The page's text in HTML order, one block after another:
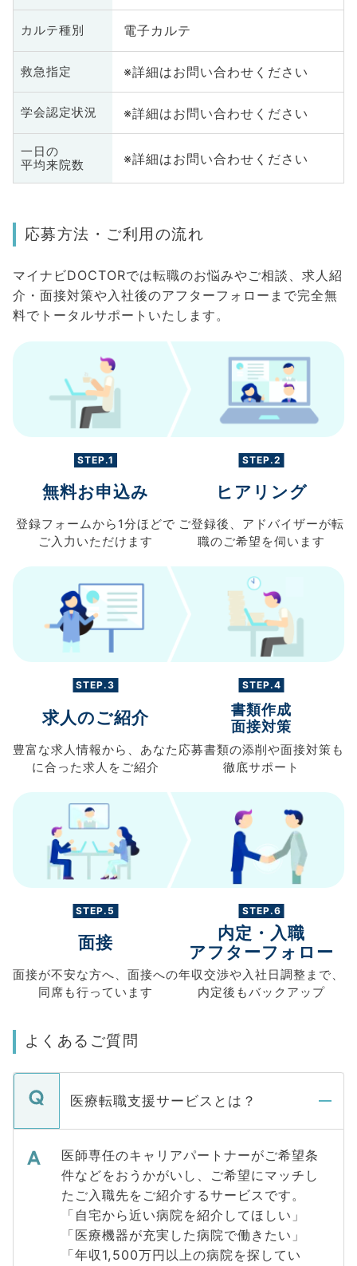
カルテ種別 電子カルテ
救急指定 ※詳細はお問い合わせください
学会認定状況 ※詳細はお問い合わせください
一日の
平均来院数
※詳細はお問い合わせください
応募方法・ご利用の流れ
マイナビDOCTORでは転職のお悩みやご相談、求人紹
介・面接対策や入社後のアフターフォローまで完全無
料でトータルサポートいたします。
STEP.1
無料お申込み
登録フォームから 1分ほどで
ご入力 いただけます
STEP.2
ヒアリング
ご登録後、 アドバイザーが転
職のご希望を伺います
STEP.3
求人のご紹介
豊富な求人情報から、 あなた
に合った求人を ご紹介
STEP.4
書類作成
面接対策
応募書類の添削や面接対策も
徹底サポート
STEP.5
面接
面接が不安な方へ、 面接への
同席も行っています
STEP.6
内定・入職
アフターフォロー
年収交渉や入社日調整まで、
内定後もバックアップ
よくあるご質問
医療転職支援サービスとは？
医師専任のキャリアパートナーがご希望条
件などをおうかがいし、ご希望にマッチし
たご入職先をご紹介するサービスです。
「自宅から近い病院を紹介してほしい」
「医療機器が充実した病院で働きたい」
「年収1,500万円以上の病院を探してい